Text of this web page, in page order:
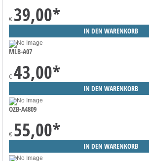
€ 39,00*
MLB-A07
€ 43,00*
OZB-A4809
€ 55,00*